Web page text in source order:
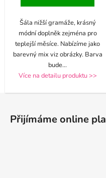
Šála nižší gramáže, krásný
módní doplněk zejména pro
teplejší měsíce. Nabízíme jako
barevný mix viz obrázky. Barva
bude...
Více na detailu produktu >>
Z
Přijímáme online